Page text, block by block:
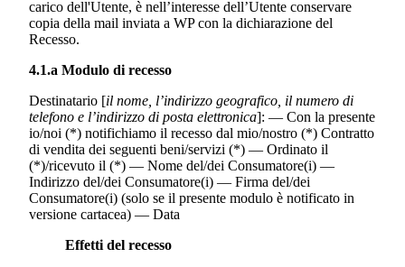
carico dell'Utente, è nell’interesse dell’Utente conservare
copia della mail inviata a WP con la dichiarazione del
Recesso.
4.1.a Modulo di recesso
Destinatario [il nome, l’indirizzo geografico, il numero di
telefono e l’indirizzo di posta elettronica]: — Con la presente
io/noi (*) notifichiamo il recesso dal mio/nostro (*) Contratto
di vendita dei seguenti beni/servizi (*) — Ordinato il
(*)/ricevuto il (*) — Nome del/dei Consumatore(i) —
Indirizzo del/dei Consumatore(i) — Firma del/dei
Consumatore(i) (solo se il presente modulo è notificato in
versione cartacea) — Data
Effetti del recesso